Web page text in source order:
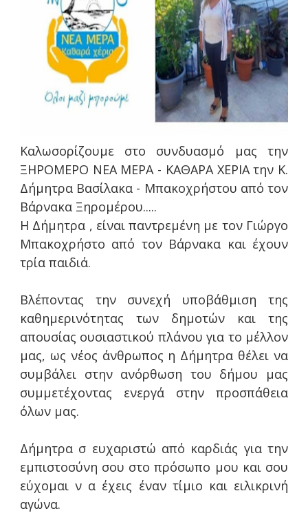
Καλωσορίζουμε στο συνδυασμό μας την
ΞΗΡΟΜΕΡΟ ΝΕΑ ΜΕΡΑ - ΚΑΘΑΡΑ ΧΕΡΙΑ την Κ.
Δήμητρα Βασίλακα - Μπακοχρήστου από τον
Βάρνακα Ξηρομέρου.....
Η Δήμητρα , είναι παντρεμένη με τον Γιώργο
Μπακοχρήστο από τον Βάρνακα και έχουν
τρία παιδιά.
Βλέποντας την συνεχή υποβάθμιση της
καθημερινότητας των δημοτών και της
απουσίας ουσιαστικού πλάνου για το μέλλον
μας, ως νέος άνθρωπος η Δήμητρα θέλει να
συμβάλει στην ανόρθωση του δήμου μας
συμμετέχοντας ενεργά στην προσπάθεια
όλων μας.
Δήμητρα σ ευχαριστώ από καρδιάς για την
εμπιστοσύνη σου στο πρόσωπο μου και σου
εύχομαι ν α έχεις έναν τίμιο και ειλικρινή
αγώνα.